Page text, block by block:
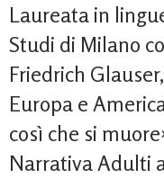
Laureata in
Studi di Milano
Friedrich
Europa e
così che si
Narrativa Adulti